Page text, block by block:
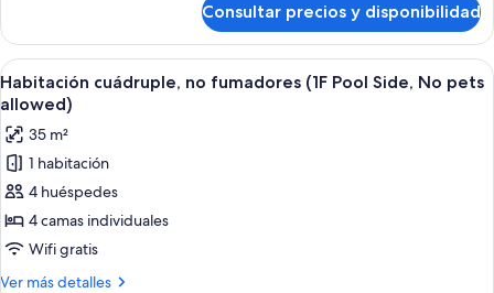
fumadores
(1F
Pool
Side
Twin
&
Kitchen,
No
pets)
con
camas
individuales,
fumadores
(1F
Pool
Side
Twin
Kitchen,
No
Consultar precios y disponibilidad
Abrir
todas
las
fotos
de
Habitación
cuádruple,
no
fumadores
Habitación de hotel con dos camas,
11
Habitación cuádruple, no fumadores (1F Pool Side, No pets
allowed)
35 m²
1 habitación
4 huéspedes
4 camas individuales
Wifi gratis
Ver más detalles
Más